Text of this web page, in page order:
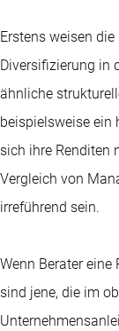
Erstens weisen
Diversifizierung in
ähnliche
beispielsweise ein
sich ihre Renditen
Vergleich von
irreführend sein.
Wenn Berater
sind jene, die im